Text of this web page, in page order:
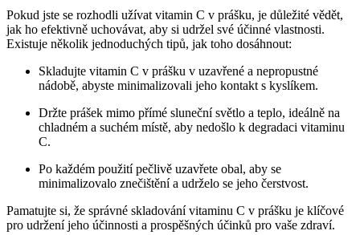
Pokud jste se rozhodli užívat vitamin C v prášku, je důležité vědět,
jak ho efektivně uchovávat, aby si udržel své účinné vlastnosti.
Existuje několik jednoduchých tipů, jak toho dosáhnout:
Skladujte vitamin C v prášku v uzavřené a nepropustné
nádobě, abyste minimalizovali jeho kontakt s kyslíkem.
Držte prášek mimo přímé sluneční světlo a teplo, ideálně na
chladném a suchém místě, aby nedošlo k degradaci vitaminu
C.
Po každém použití pečlivě uzavřete obal, aby se
minimalizovalo znečištění a udrželo se jeho čerstvost.
Pamatujte si, že správné skladování vitaminu C v prášku je klíčové
pro udržení jeho účinnosti a prospěšných účinků pro vaše zdraví.